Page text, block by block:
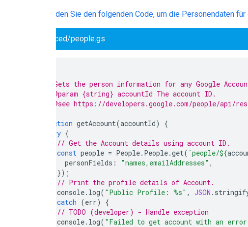
Verwenden Sie den folgenden Code, um die Personendaten
advanced/people.gs
* Gets the person information for any Google
* @param {string} accountId The account ID.
* @see https://developers.google.com/people/api/
function getAccount(accountId)
{
try {
// Get the Account details using account ID.
const people = People. People.get( `people/${
personFields : "names,emailAddresses" ,
});
// Print the profile details of Account.
console. log( "Public Profile: %s" , JSON .
catch (err)
{
// TODO (developer) - Handle exception
console. log( "Failed to get account with an error